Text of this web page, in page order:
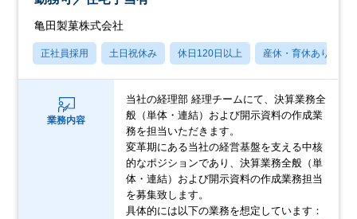
亀田製菓株式会社
正社員採用 土日祝休み 休日120日以上 産休・育休あり
業務内容
当社の経理部 経理チームにて、決算業務全
般（単体・連結）および開示資料の作成業
務を担当いただきます。
変革期にある当社の経営基盤を支える中核
的なポジションであり、決算業務全般（単
体・連結）および開示資料の作成業務担当
を募集致します。
具体的には以下の業務を想定しています：